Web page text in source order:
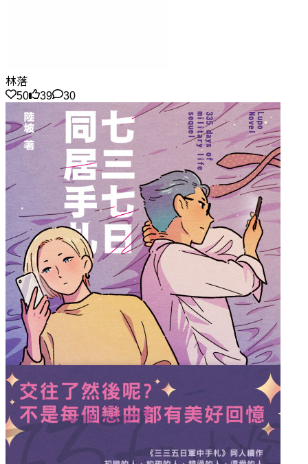
林落
50
39 30